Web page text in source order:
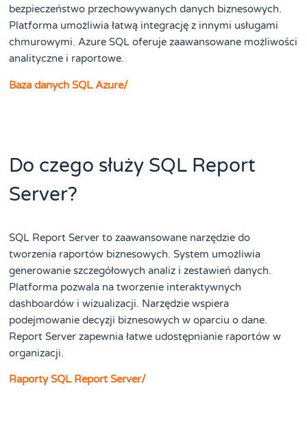
bezpieczeństwo przechowywanych danych biznesowych.
Platforma umożliwia łatwą integrację z innymi usługami
chmurowymi. Azure SQL oferuje zaawansowane możliwości
analityczne i raportowe.
Baza danych SQL Azure/
Do czego służy SQL Report
Server?
SQL Report Server to zaawansowane narzędzie do
tworzenia raportów biznesowych. System umożliwia
generowanie szczegółowych analiz i zestawień danych.
Platforma pozwala na tworzenie interaktywnych
dashboardów i wizualizacji. Narzędzie wspiera
podejmowanie decyzji biznesowych w oparciu o dane.
Report Server zapewnia łatwe udostępnianie raportów w
organizacji.
Raporty SQL Report Server/